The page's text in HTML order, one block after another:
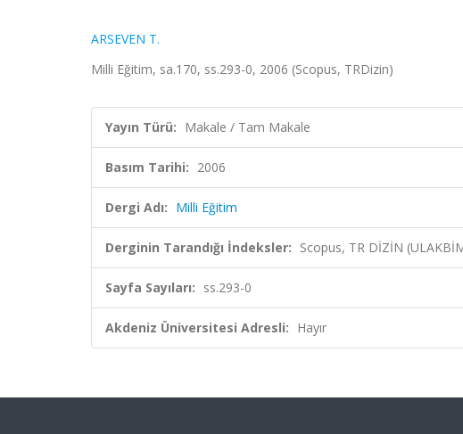
ARSEVEN T.
Milli Eğitim, sa.170, ss.293-0, 2006 (Scopus, TRDizin)
Yayın Türü: Makale / Tam Makale
Basım Tarihi: 2006
Dergi Adı: Milli Eğitim
Derginin Tarandığı İndeksler: Scopus, TR DİZİN
Sayfa Sayıları: ss.293-0
Akdeniz Üniversitesi Adresli: Hayır